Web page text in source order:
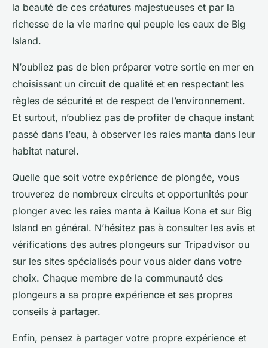
la beauté de ces créatures majestueuses et par la
richesse de la vie marine qui peuple les eaux de Big
Island.
N’oubliez pas de bien préparer votre sortie en mer en
choisissant un circuit de qualité et en respectant les
règles de sécurité et de respect de l’environnement.
Et surtout, n’oubliez pas de profiter de chaque instant
passé dans l’eau, à observer les raies manta dans leur
habitat naturel.
Quelle que soit votre expérience de plongée, vous
trouverez de nombreux circuits et opportunités pour
plonger avec les raies manta à Kailua Kona et sur Big
Island en général. N’hésitez pas à consulter les avis et
vérifications des autres plongeurs sur Tripadvisor ou
sur les sites spécialisés pour vous aider dans votre
choix. Chaque membre de la communauté des
plongeurs a sa propre expérience et ses propres
conseils à partager.
Enfin, pensez à partager votre propre expérience et